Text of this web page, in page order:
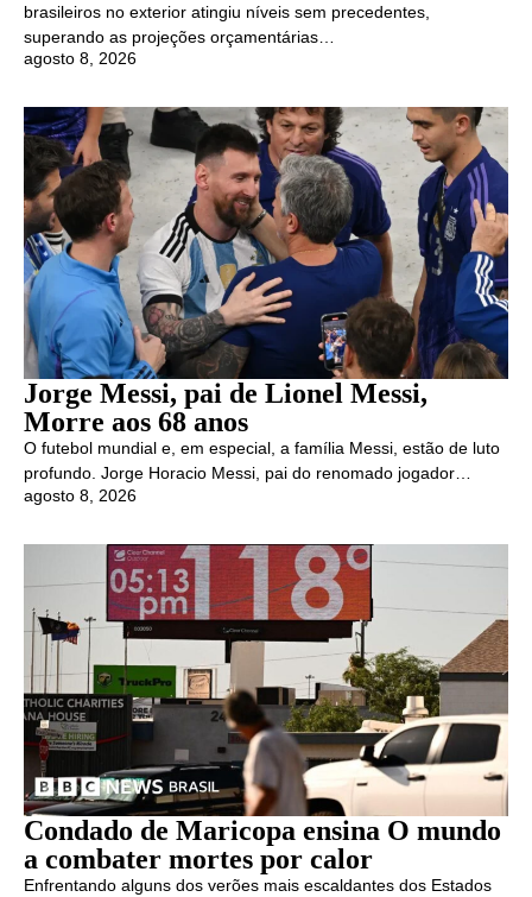
brasileiros no exterior atingiu níveis sem precedentes,
superando as projeções orçamentárias…
agosto 8, 2026
Jorge Messi, pai de Lionel Messi,
Morre aos 68 anos
O futebol mundial e, em especial, a família Messi, estão de luto
profundo. Jorge Horacio Messi, pai do renomado jogador…
agosto 8, 2026
Condado de Maricopa ensina O mundo
a combater mortes por calor
Enfrentando alguns dos verões mais escaldantes dos Estados